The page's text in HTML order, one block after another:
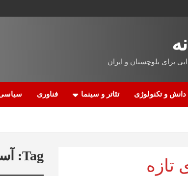
برای بلوچستان و ایران
دانش و تکنولوژی تئاتر و سینما فناوری
Tag:
تازه